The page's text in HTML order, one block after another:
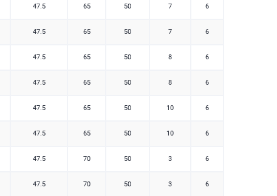
47.5 65 50 7 6
47.5 65 50 7 6
47.5 65 50 8 6
47.5 65 50 8 6
47.5 65 50 10 6
47.5 65 50 10 6
47.5 70 50 3 6
47.5 70 50 3 6